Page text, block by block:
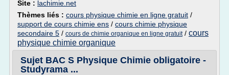
Site : lachimie.net
Thèmes liés : cours physique chimie en ligne gratuit /
support de cours chimie ens / cours chimie physique
secondaire 5 / cours de chimie organique en ligne gratuit/ cours
physique chimie organique
Sujet BAC S Physique Chimie obligatoire -
Studyrama ...